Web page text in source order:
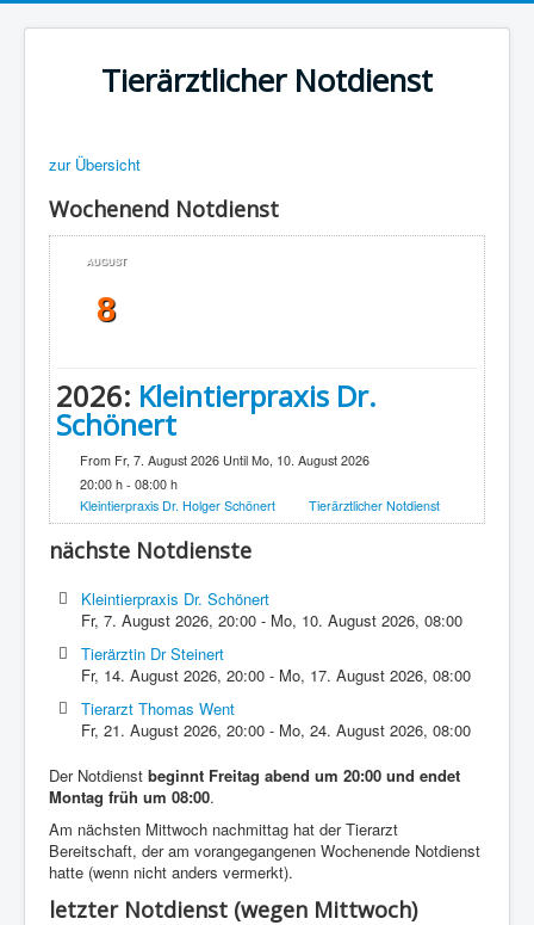
Tierärztlicher Notdienst
zur Übersicht
Wochenend Notdienst
AUGUST
8
2026: Kleintierpraxis Dr.
Schönert
From Fr, 7. August 2026 Until Mo, 10. August 2026
20:00 h - 08:00 h
Kleintierpraxis Dr. Holger Schönert
Tierärztlicher Notdienst
nächste Notdienste
Kleintierpraxis Dr. Schönert
Fr, 7. August 2026,20:00 - Mo, 10. August 2026,08:00
Tierärztin Dr Steinert
Fr, 14. August 2026,20:00 - Mo, 17. August 2026,08:00
Tierarzt Thomas Went
Fr, 21. August 2026,20:00 - Mo, 24. August 2026,08:00
Der Notdienst beginnt Freitag abend um 20:00 und endet
Montag früh um 08:00.
Am nächsten Mittwoch nachmittag hat der Tierarzt
Bereitschaft, der am vorangegangenen Wochenende Notdienst
hatte (wenn nicht anders vermerkt).
letzter Notdienst (wegen Mittwoch)